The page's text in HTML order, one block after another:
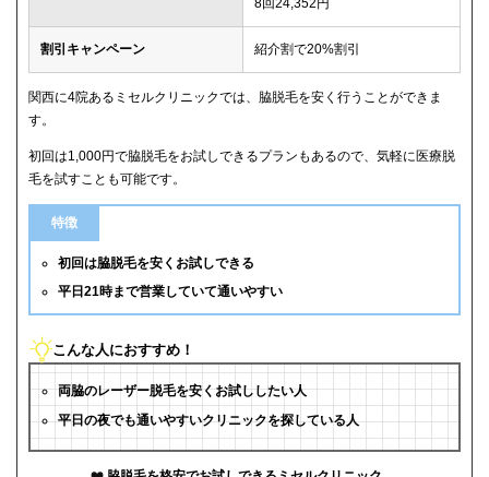
8回24,352円
割引キャンペーン 紹介割で20%割引
関西に4院あるミセルクリニックでは、脇脱毛を安く行うことができま
す。
初回は1,000円で脇脱毛をお試しできるプランもあるので、気軽に医療脱
毛を試すことも可能です。
特徴
初回は脇脱毛を安くお試しできる
平日21時まで営業していて通いやすい
こんな人におすすめ！
両脇のレーザー脱毛を安くお試ししたい人
平日の夜でも通いやすいクリニックを探している人